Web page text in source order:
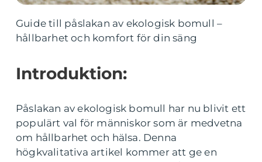
Guide till påslakan av ekologisk bomull –
hållbarhet och komfort för din säng
Introduktion:
Påslakan av ekologisk bomull har nu blivit ett
populärt val för människor som är medvetna
om hållbarhet och hälsa. Denna
högkvalitativa artikel kommer att ge en